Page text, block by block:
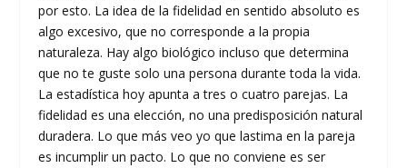
por esto. La idea de la fidelidad en sentido absoluto es
algo excesivo, que no corresponde a la propia
naturaleza. Hay algo biológico incluso que determina
que no te guste solo una persona durante toda la vida.
La estadística hoy apunta a tres o cuatro parejas. La
fidelidad es una elección, no una predisposición natural
duradera. Lo que más veo yo que lastima en la pareja
es incumplir un pacto. Lo que no conviene es ser